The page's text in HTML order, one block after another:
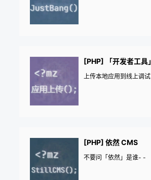
上传本地应用到线上调试
[PHP] 依然 CMS
不要问「依然」是谁- -